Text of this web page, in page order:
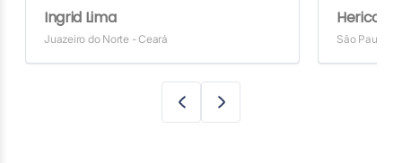
Ingrid Lima
Juazeiro do Norte - Ceará
Herico
São Paulo -